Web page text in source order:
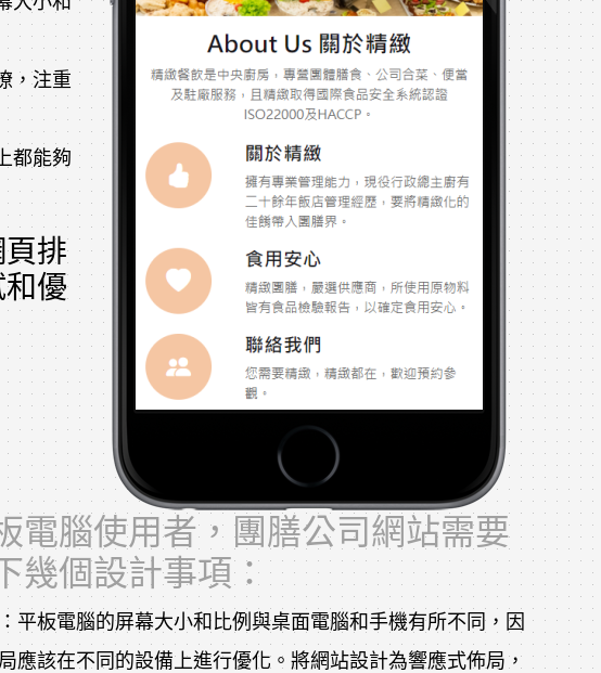
，注重
都能夠
排
優
電腦使用者，團膳公司網站需要
幾個設計事項：
平板電腦的屏幕大小和比例與桌面電腦和手機有所不同，因
應該在不同的設備上進行優化。將網站設計為響應式佈局，